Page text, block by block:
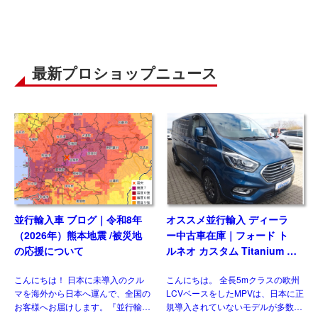
最新プロショップニュース
並行輸入車 ブログ｜令和8年
（2026年）熊本地震 /被災地
の応援について
こんにちは！ 日本に未導入のクル
マを海外から日本へ運んで、全国の
お客様へお届けします。『並行輸入
オススメ並行輸入 ディーラ
ー中古車在庫｜フォード ト
ルネオ カスタム Titanium X
左ハンドル
こんにちは。 全長5mクラスの欧州
LCVベースをしたMPVは、日本に正
規導入されていないモデルが多数を